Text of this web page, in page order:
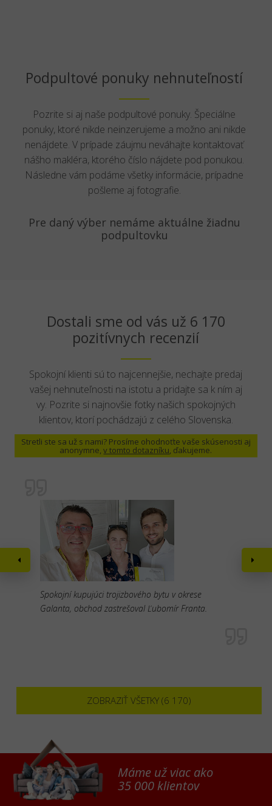
Podpultové ponuky nehnuteľností
Pozrite si aj naše podpultové ponuky. Špeciálne
ponuky, ktoré nikde neinzerujeme a možno ani nikde
nenájdete. V prípade záujmu neváhajte kontaktovať
nášho makléra, ktorého číslo nájdete pod ponukou.
Následne vám podáme všetky informácie, prípadne
pošleme aj fotografie.
Pre daný výber nemáme aktuálne žiadnu
podpultovku
Dostali sme od vás už 6 170
pozitívnych recenzií
Spokojní klienti sú to najcennejšie, nechajte predaj
vašej nehnuteľnosti na istotu a pridajte sa k ním aj
vy. Pozrite si najnovšie fotky našich spokojných
klientov, ktorí pochádzajú z celého Slovenska.
Stretli ste sa už s nami? Prosíme ohodnoťte vaše skúsenosti aj
anonymne,v tomto dotazníku, ďakujeme.
Spokojní kupujúci trojizbového bytu v okrese
Galanta, obchod zastrešoval Ľubomír Franta.
ZOBRAZIŤ VŠETKY (6 170)
Máme už viac ako
35 000 klientov